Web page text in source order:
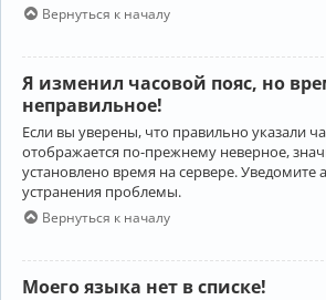
Вернуться к началу
Я изменил часовой пояс, но
неправильное!
Если вы уверены, что правильно указали
отображается по-прежнему неверное,
установлено время на сервере. Уведомите
устранения проблемы.
Вернуться к началу
Моего языка нет в списке!